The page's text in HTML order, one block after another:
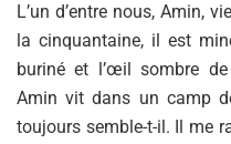
L’un d’entre nous, Amin,
la cinquantaine, il est
buriné et l’œil sombre
Amin vit dans un camp
toujours semble-t-il. Il me